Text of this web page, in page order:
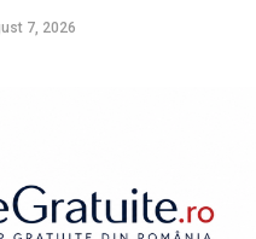
evreilor |
7, 2026